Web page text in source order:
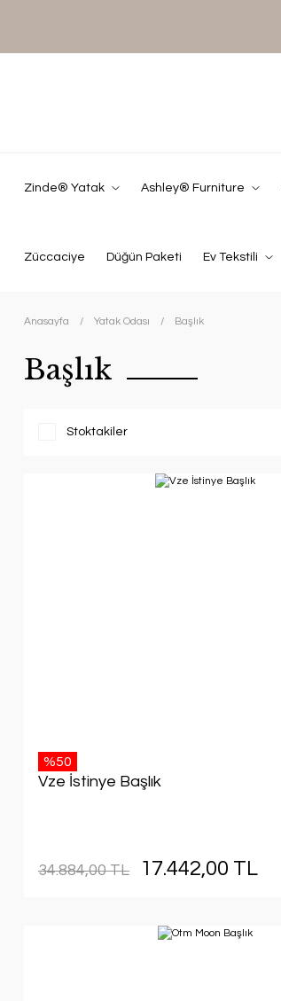
Zinde® Yatak Ashley® Furniture
Züccaciye Düğün Paketi Ev Tekstili
Anasayfa Yatak Odası Başlık
Başlık
Stoktakiler
%50
Vze İstinye Başlık
34.884,00 TL 17.442,00 TL